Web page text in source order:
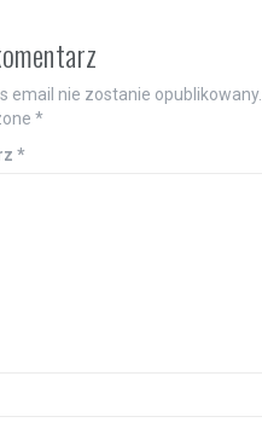
email nie zostanie opublikowany.
*
*